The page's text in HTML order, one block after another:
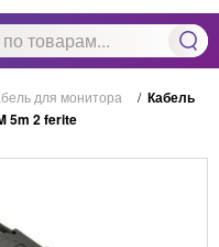
для монитора / Кабель
5m 2 ferite